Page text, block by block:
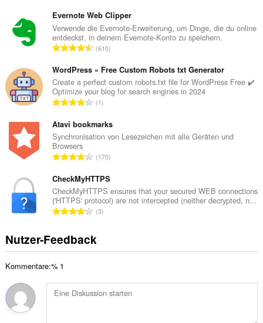
s
a
m
t
B
e
w
e
r
t
n
e
n
:
Evernote Web Clipper
Verwende die Evernote-Erweiterung, um Dinge, die du online
entdeckst, in deinem Evernote-Konto zu speichern.
G
s
a
m
t
B
e
w
e
r
t
u
n
e
n
610
WordPress » Free Custom Robots txt Generator
Create a perfect custom robots.txt file for WordPress Free ✔️
Optimize your blog for search engines in 2024
G
s
a
t
B
e
w
e
t
u
e
n
1
Atavi bookmarks
Synchronisation von Lesezeichen mit alle Geräten und
Browsers
G
s
a
m
t
B
e
r
t
170
CheckMyHTTPS
CheckMyHTTPS ensures that your secured WEB connections
('HTTPS' protocol) are not intercepted (neither decrypted, n...
G
s
a
e
B
3
Nutzer-Feedback
Kommentare:% 1